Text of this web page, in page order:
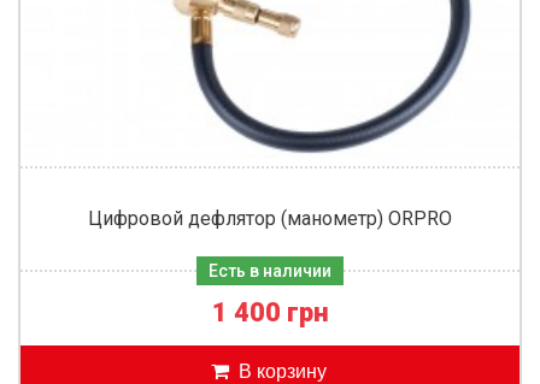
Цифровой дефлятор (манометр) ORPRO
Есть в наличии
1 400 грн
В корзину